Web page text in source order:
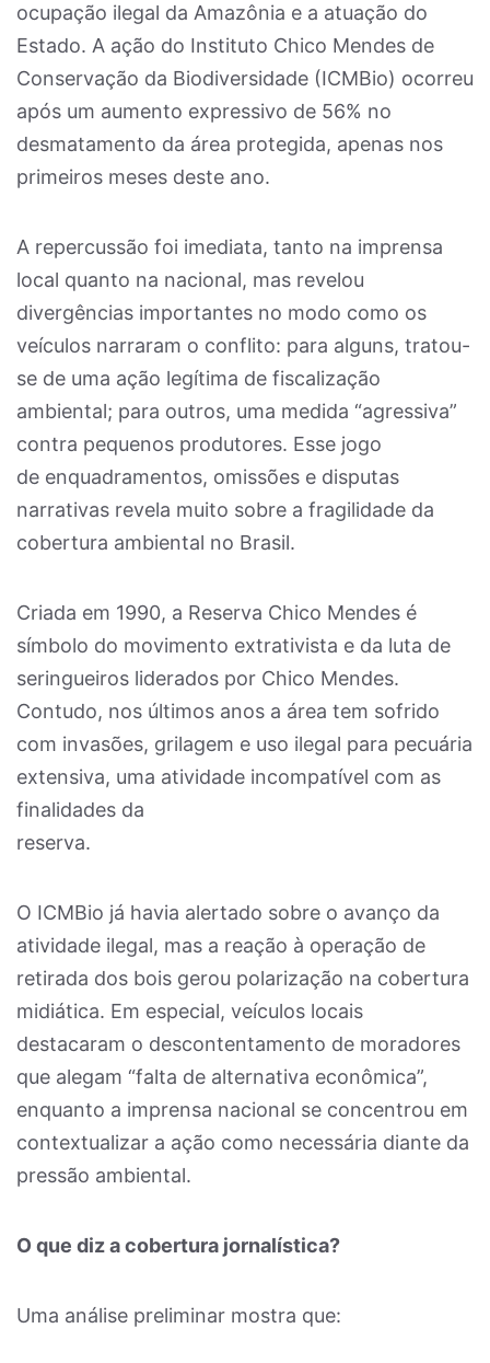
ocupação ilegal da Amazônia e a atuação do
Estado. A ação do Instituto Chico Mendes de
Conservação da Biodiversidade (ICMBio) ocorreu
após um aumento expressivo de 56% no
desmatamento da área protegida, apenas nos
primeiros meses deste ano.
A repercussão foi imediata, tanto na imprensa
local quanto na nacional, mas revelou
divergências importantes no modo como os
veículos narraram o conflito: para alguns, tratou-
se de uma ação legítima de fiscalização
ambiental; para outros, uma medida “agressiva”
contra pequenos produtores. Esse jogo
de enquadramentos, omissões e disputas
narrativas revela muito sobre a fragilidade da
cobertura ambiental no Brasil.
Criada em 1990, a Reserva Chico Mendes é
símbolo do movimento extrativista e da luta de
seringueiros liderados por Chico Mendes.
Contudo, nos últimos anos a área tem sofrido
com invasões, grilagem e uso ilegal para pecuária
extensiva, uma atividade incompatível com as
finalidades da
reserva.
O ICMBio já havia alertado sobre o avanço da
atividade ilegal, mas a reação à operação de
retirada dos bois gerou polarização na cobertura
midiática. Em especial, veículos locais
destacaram o descontentamento de moradores
que alegam “falta de alternativa econômica”,
enquanto a imprensa nacional se concentrou em
contextualizar a ação como necessária diante da
pressão ambiental.
O que diz a cobertura jornalística?
Uma análise preliminar mostra que: